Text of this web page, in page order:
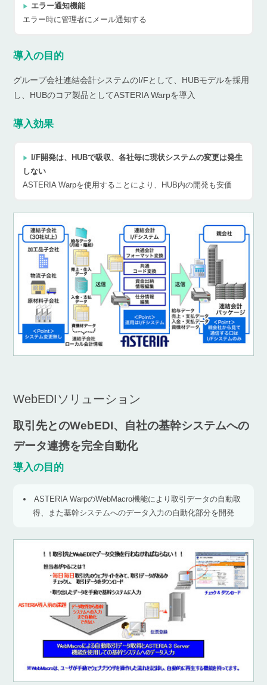
エラー通知機能
エラー時に管理者にメール通知する
導入の目的
グループ会社連結会計システムのI/Fとして、HUBモデルを採用
し、HUBのコア製品としてASTERIA Warpを導入
導入効果
I/F開発は、HUBで吸収、各社毎に現状システムの変更は発生
しない
ASTERIA Warpを使用することにより、HUB内の開発も安価
WebEDIソリューション
取引先とのWebEDI、自社の基幹システムへの
データ連携を完全自動化
導入の目的
ASTERIA WarpのWebMacro機能により取引データの自動取
得、また基幹システムへのデータ入力の自動化部分を開発